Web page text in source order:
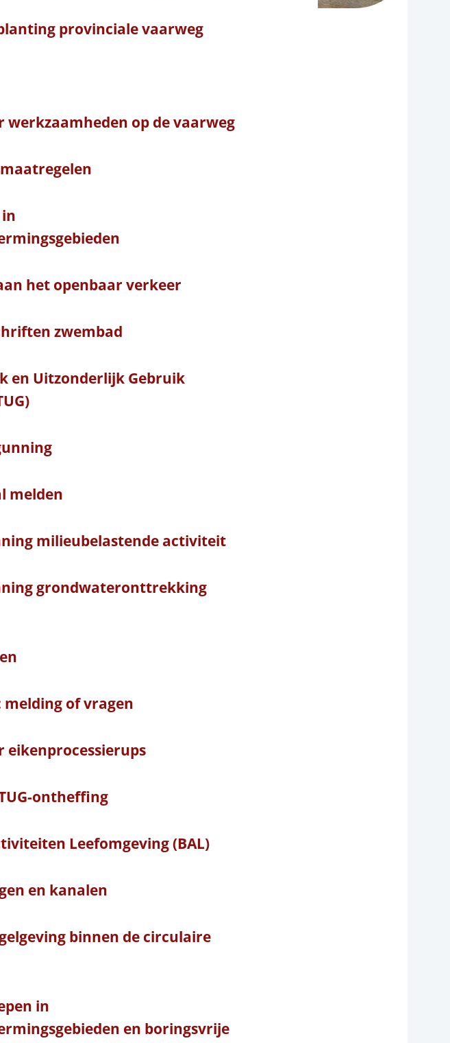
provinciale vaarweg
werkzaamheden op de vaarweg
het openbaar verkeer
zwembad
en Uitzonderlijk Gebruik
melden
milieubelastende activiteit
grondwateronttrekking
of vragen
eikenprocessierups
ontheffing
Leefomgeving (BAL)
en kanalen
binnen de circulaire
in
en boringsvrije